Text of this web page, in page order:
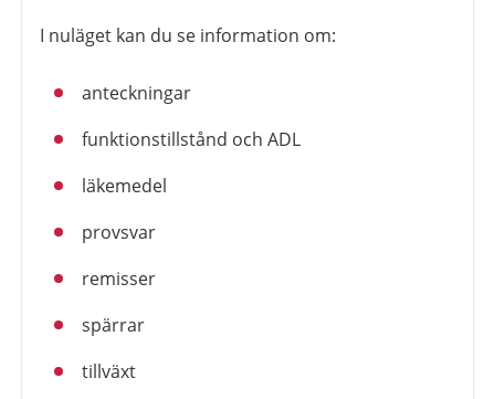
I nuläget kan du se information om:
anteckningar
funktionstillstånd och ADL
läkemedel
provsvar
remisser
spärrar
tillväxt